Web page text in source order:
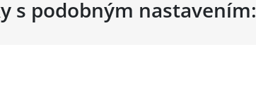
s podobným nastavením: